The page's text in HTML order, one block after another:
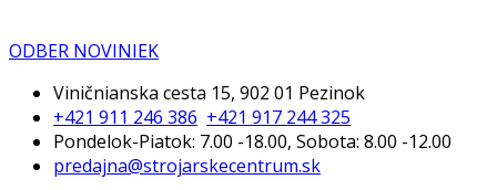
ODBER NOVINIEK
Viničnianska cesta 15, 902 01 Pezinok
+421 911 246 386 +421 917 244 325
Pondelok-Piatok: 7.00 -18.00, Sobota: 8.00 -12.00
predajna@strojarskecentrum.sk